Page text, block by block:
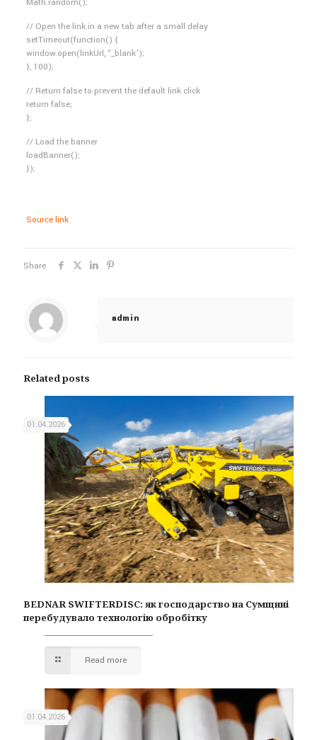
// Open the link in a new tab after a small delay
setTimeout(function() {
window.open(linkUrl, “_blank’);
}, 100);
// Return false to prevent the default link click
return false;
};
// Load the banner
loadBanner();
});
Source link
Share
admin
Related posts
01.04.2026
BEDNAR SWIFTERDISC: як господарство на Сумщині
перебудувало технологію обробітку
Read more
01.04.2026